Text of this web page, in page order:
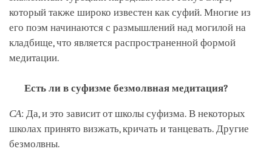
который также широко известен как суфий. Многие из
его поэм начинаются с размышлений над могилой на
кладбище, что является распространенной формой
медитации.
Есть ли в суфизме безмолвная медитация?
СА: Да, и это зависит от школы суфизма. В некоторых
школах принято визжать, кричать и танцевать. Другие
безмолвны.